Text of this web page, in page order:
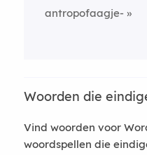
antropofaagje-
Woorden die
Vind woorden voor
woordspellen die